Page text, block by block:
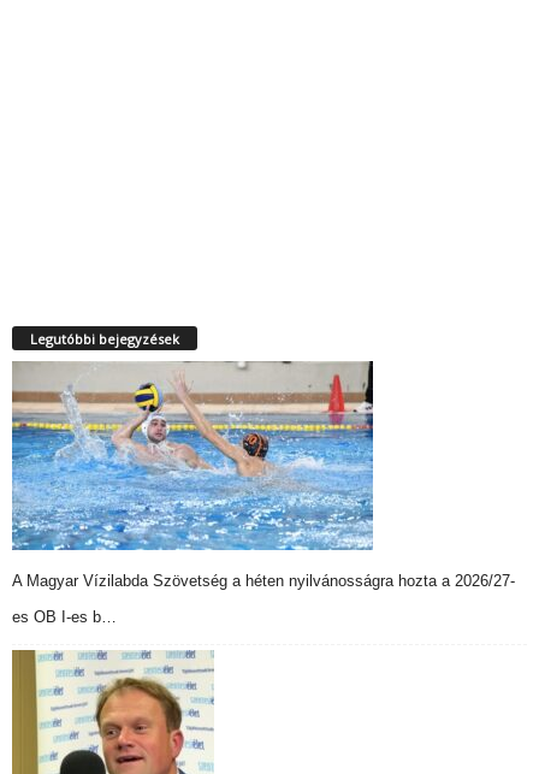
Legutóbbi bejegyzések
A Magyar Vízilabda Szövetség a héten nyilvánosságra hozta a 2026/27-
es OB I-es b…